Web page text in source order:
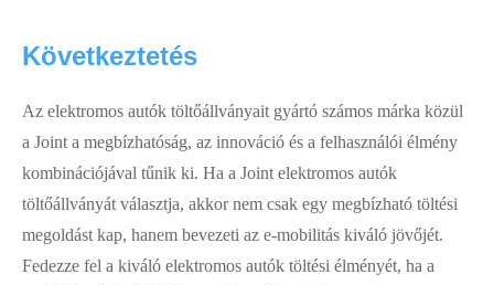
Következtetés
Az elektromos autók töltőállványait gyártó számos márka közül
a Joint a megbízhatóság, az innováció és a felhasználói élmény
kombinációjával tűnik ki. Ha a Joint elektromos autók
töltőállványát választja, akkor nem csak egy megbízható töltési
megoldást kap, hanem bevezeti az e-mobilitás kiváló jövőjét.
Fedezze fel a kiváló elektromos autók töltési élményét, ha a